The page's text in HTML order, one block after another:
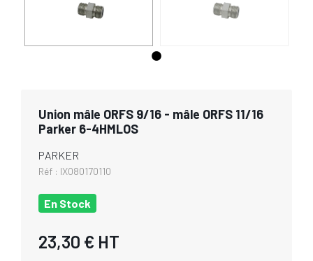
Union mâle ORFS 9/16 - mâle ORFS 11/16
Parker 6-4HMLOS
PARKER
Réf : IX080170110
En Stock
23,30 € HT